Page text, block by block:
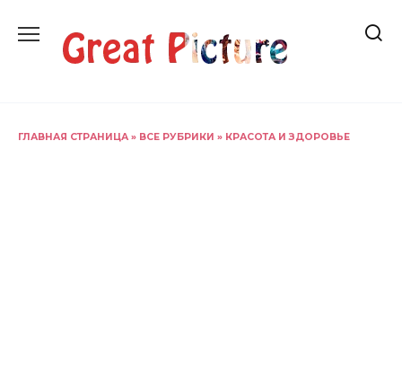
содержанию
ГЛАВНАЯ СТРАНИЦА » ВСЕ РУБРИКИ » КРАСОТА И ЗДОРОВЬЕ